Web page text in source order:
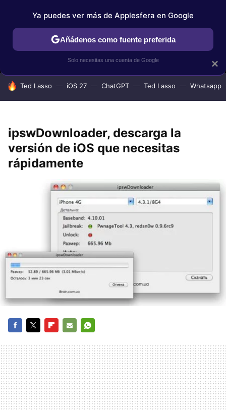
MENÚ NUEVO
TUTORIALES APPLESFERA SELECCIÓN
HOY SE HABLA DE
Ted Lasso iOS 27 ChatGPT Ted Lasso Whatsapp
ipswDownloader, descarga la
versión de iOS que necesitas
rápidamente
MAIL
×
Ya puedes ver más de Applesfera en Google
Añádenos como fuente preferida
Solo necesitas una cuenta de Google